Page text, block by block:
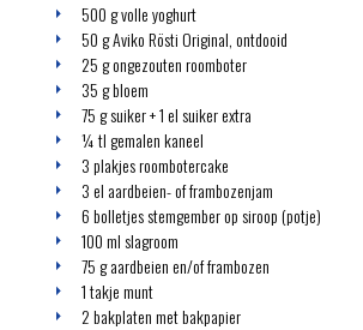
500 g volle yoghurt
50 g Aviko Rösti Original, ontdooid
25 g ongezouten roomboter
35 g bloem
75 g suiker + 1 el suiker extra
¼ tl gemalen kaneel
3 plakjes roombotercake
3 el aardbeien- of frambozenjam
6 bolletjes stemgember op siroop (potje)
100 ml slagroom
75 g aardbeien en/of frambozen
1 takje munt
2 bakplaten met bakpapier